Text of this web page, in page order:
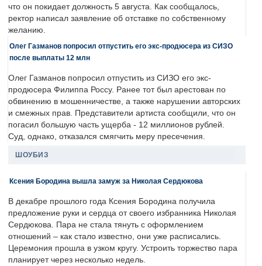
что он покидает должность 5 августа. Как сообщалось,
ректор написал заявление об отставке по собственному
желанию.
Олег Газманов попросил отпустить его экс-продюсера из СИЗО
после выплаты 12 млн
Олег Газманов попросил отпустить из СИЗО его экс-
продюсера Филиппа Россу. Ранее тот был арестован по
обвинению в мошенничестве, а также нарушении авторских
и смежных прав. Представители артиста сообщили, что он
погасил большую часть ущерба - 12 миллионов рублей.
Суд, однако, отказался смягчить меру пресечения.
ШОУБИЗ
Ксения Бородина вышла замуж за Николая Сердюкова
В декабре прошлого года Ксения Бородина получила
предложение руки и сердца от своего избранника Николая
Сердюкова. Пара не стала тянуть с оформлением
отношений – как стало известно, они уже расписались.
Церемония прошла в узком кругу. Устроить торжество пара
планирует через несколько недель.